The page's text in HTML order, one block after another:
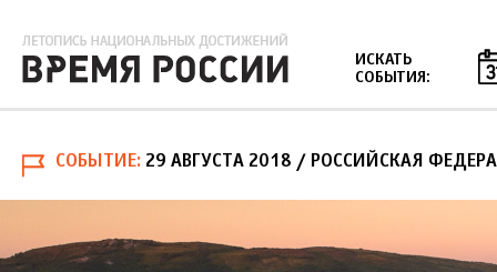
ИСКАТЬ
СОБЫТИЯ:
СОБЫТИЕ 29 АВГУСТА 2018 / РОССИЙСКАЯ